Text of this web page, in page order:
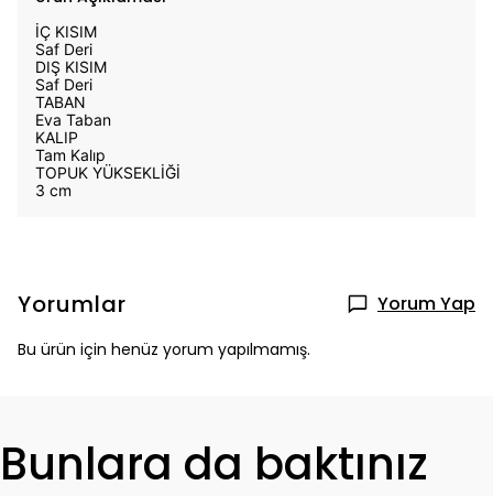
İÇ KISIM
Saf Deri
DIŞ KISIM
Saf Deri
TABAN
Eva Taban
KALIP
Tam Kalıp
TOPUK YÜKSEKLİĞİ
3 cm
Yorumlar Yorum Yap
Bu ürün için henüz yorum yapılmamış.
Bunlara da baktınız